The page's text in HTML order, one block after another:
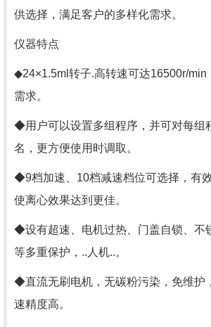
供选择，满足客户的多样化需求。
仪器特点
◆24×1.5ml转子.高转速可达16500r/min
需求。
◆用户可以设置多组程序，并可对每组
名，更方便使用时调取。
◆9档加速、10档减速档位可选择，有
使离心效果达到更佳。
◆设有超速、电机过热、门盖自锁、不
等多重保护，..人机..。
◆直流无刷电机，无碳粉污染，免维护
速精度高。